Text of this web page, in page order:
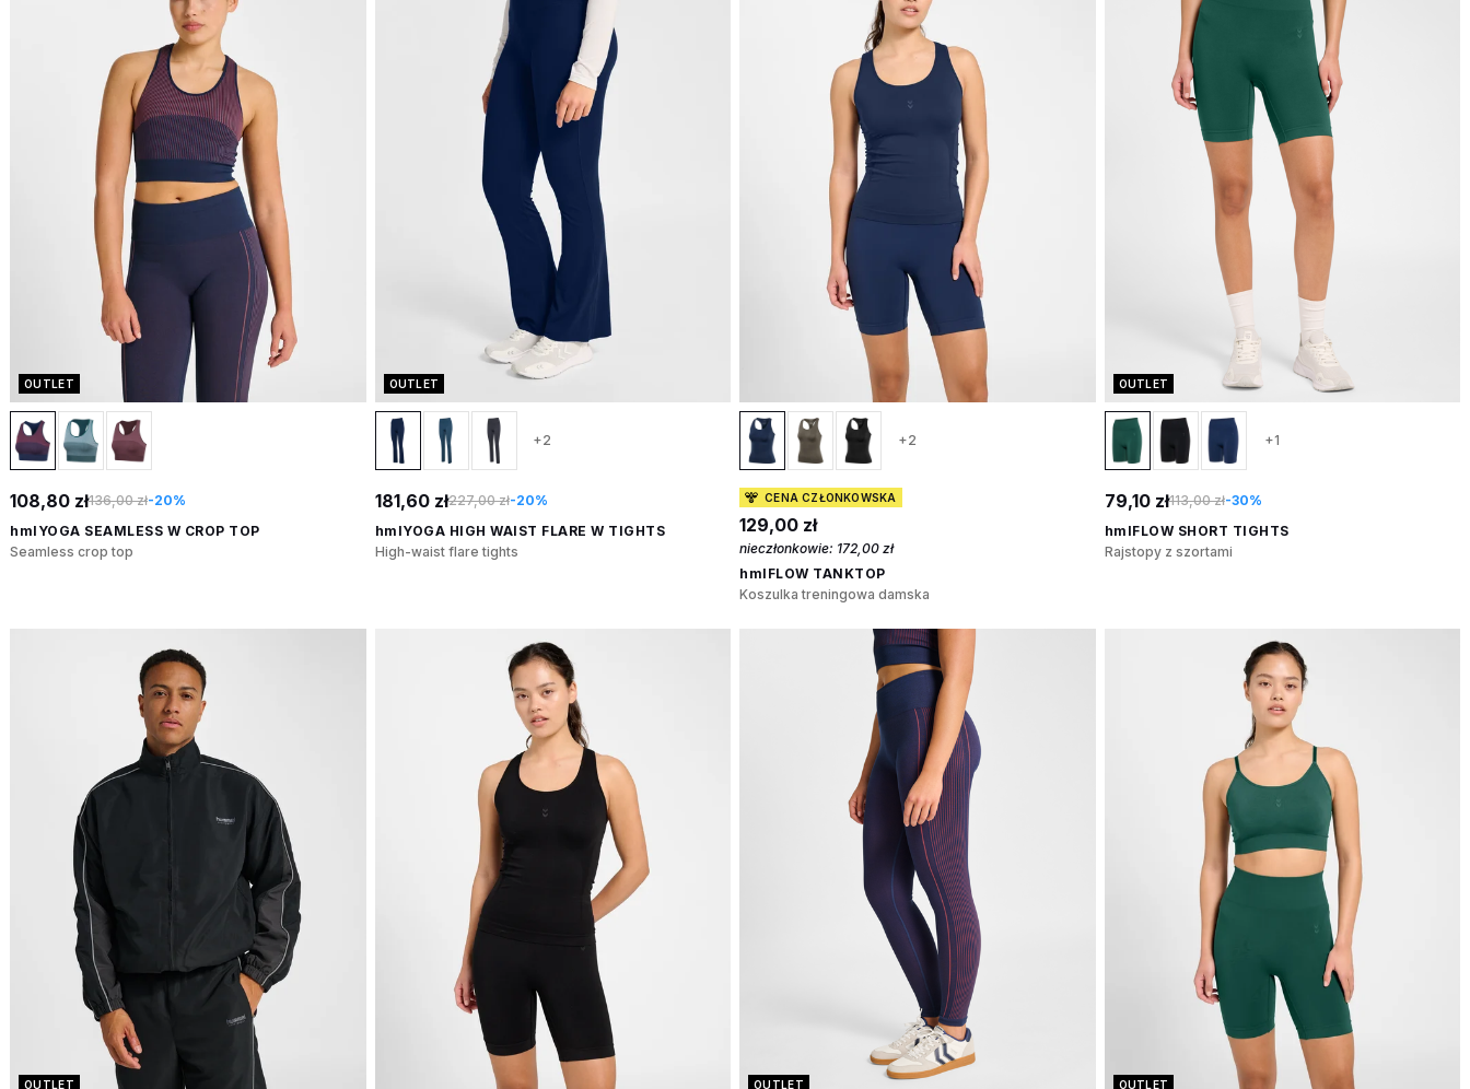
OUTLET
108,80 zł136,00 zł-20%
hmlYOGA SEAMLESS W CROP TOP
Seamless crop top
OUTLET
+2
181,60 zł227,00 zł-20%
hmlYOGA HIGH WAIST FLARE W TIGHTS
High-waist flare tights
+2
CENA CZŁONKOWSKA
129,00 zł
nieczłonkowie: 172,00 zł
hmlFLOW TANKTOP
Koszulka treningowa damska
OUTLET
+1
79,10 zł113,00 zł-30%
hmlFLOW SHORT TIGHTS
Rajstopy z szortami
OUTLET OUTLET OUTLET